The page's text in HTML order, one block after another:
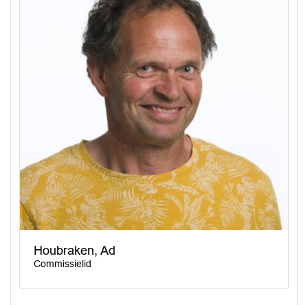
Houbraken, Ad
Commissielid